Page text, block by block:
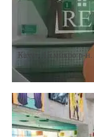
Кахул 15 микро р-н.